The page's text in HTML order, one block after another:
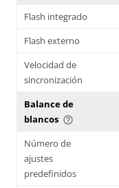
Flash integrado
Flash externo
Velocidad de
sincronización
Balance de
blancos help_outline
Número de
ajustes
predefinidos